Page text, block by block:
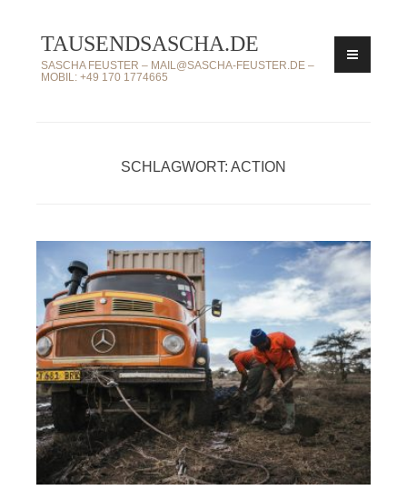
Inhalt
springen
TAUSENDSASCHA.DE
SASCHA FEUSTER – MAIL@SASCHA-FEUSTER.DE –
MOBIL: +49 170 1774665
SCHLAGWORT: ACTION